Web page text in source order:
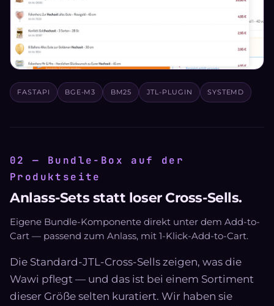
FASTAPI BGE-M3 BM25 JTL-PLUGIN SYSTEMD
02 — Bundle-Box auf der
Produktseite
Anlass-Sets statt loser Cross-Sells.
Eigene Bundle-Komponente direkt unter dem Add-to-
Cart — passend zum Anlass, mit 1-Klick-Add-to-Cart.
Die Standard-JTL-Cross-Sells zeigen, was die
Wawi pflegt — und das ist bei einem Sortiment
dieser Größe selten kuratiert. Wir haben sie